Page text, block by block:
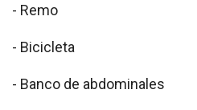
- Remo
- Bicicleta
- Banco de abdominales